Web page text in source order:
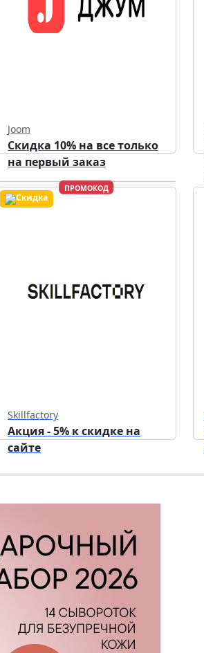
Joom
Скидка 10% на все только
на первый заказ
Действует до31.12.2026
ПРОМОКОД
Skillfactory
Акция - 5% к скидке на
сайте